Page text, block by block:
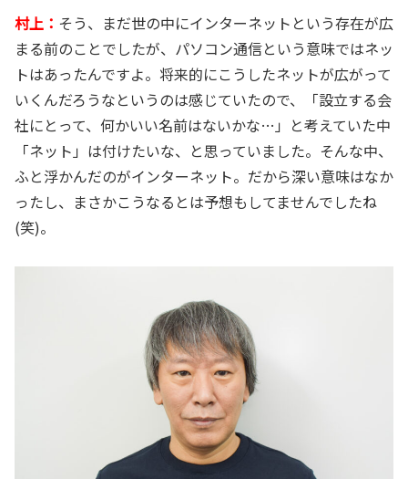
村上： そう、まだ世の中にインターネットという存在が広
まる前のことでしたが、パソコン通信という意味ではネッ
トはあったんですよ。将来的にこうしたネットが広がって
いくんだろうなというのは感じていたので、「設立する会
社にとって、何かいい名前はないかな…」と考えていた中
「ネット」は付けたいな、と思っていました。そんな中、
ふと浮かんだのがインターネット。だから深い意味はなか
ったし、まさかこうなるとは予想もしてませんでしたね
(笑)。